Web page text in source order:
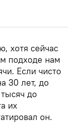
хотя сейчас
подходе нам
Если чисто
30 лет, до
до
их
он.